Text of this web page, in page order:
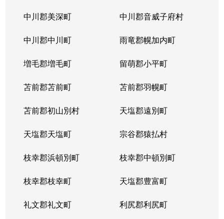
中川郡美深町 中川郡音威子府村
中川郡中川町 雨竜郡幌加内町
増毛郡増毛町 留萌郡小平町
苫前郡苫前町 苫前郡羽幌町
苫前郡初山別村 天塩郡遠別町
天塩郡天塩町 宗谷郡猿払村
枝幸郡浜頓別町 枝幸郡中頓別町
枝幸郡枝幸町 天塩郡豊富町
礼文郡礼文町 利尻郡利尻町